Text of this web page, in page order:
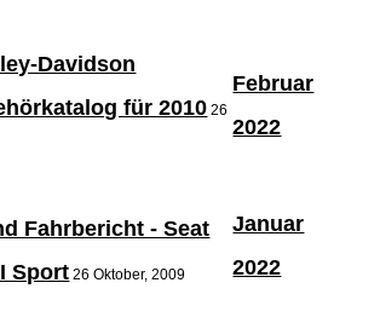
Davidson
für 2010 26
Fahrbericht - Seat
Sport 26 Oktober, 2009
Februar
2022
Januar
2022